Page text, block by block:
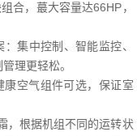
合，蕞大容量达66HP，
集中控制、智能监控、
理更轻松。
康空气组件可选，保证室
，根据机组不同的运转状